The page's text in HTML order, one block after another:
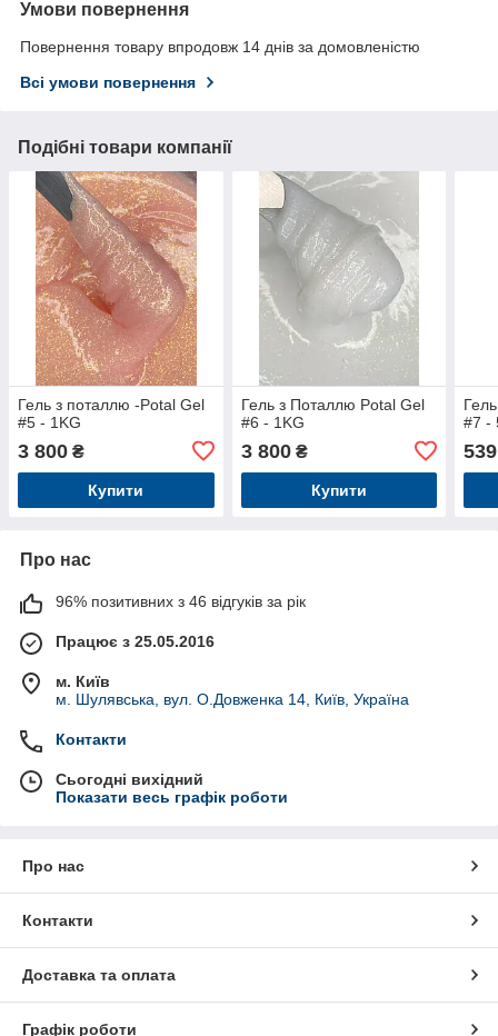
Умови повернення
Повернення товару впродовж 14 днів за домовленістю
Всі умови повернення
Подібні товари компанії
Гель з поталлю -Potal Gel
#5 - 1KG
3 800 ₴
Купити
Гель з Поталлю Potal Gel
#6 - 1KG
3 800₴
Купити
#7 -
539
Про нас
96% позитивних з 46 відгуків за рік
Працює з 25.05.2016
м. Київ
м. Шулявська, вул. О.Довженка 14, Київ, Україна
Контакти
Сьогодні вихідний
Показати весь графік роботи
Про нас
Контакти
Доставка та оплата
Графік роботи